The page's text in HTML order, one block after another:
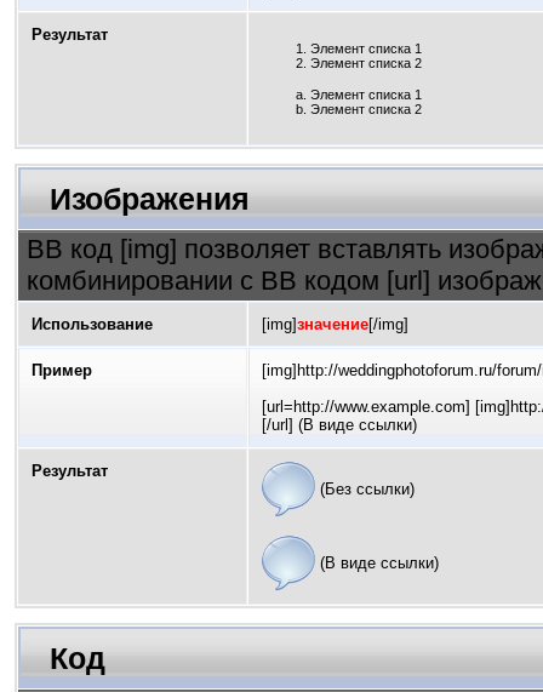
Результат
Элемент списка 1
Элемент списка 2
Элемент списка 1
Элемент списка 2
Изображения
BB код [img] позволяет вставлять
комбинировании с BB кодом [url]
Использование [img]значение[/img]
Пример
[img]http://weddingphotoforum.ru/
[url=http://www.example.com]
[/url] (В виде ссылки)
Результат
(Без ссылки)
(В виде ссылки)
Код